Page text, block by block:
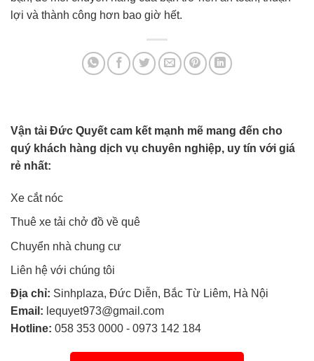
lợi và thành công hơn bao giờ hết.
Vận tải Đức Quyết cam kết mạnh mẽ mang đến cho
quý khách hàng dịch vụ chuyên nghiệp, uy tín với giá
rẻ nhất:
Xe cắt nóc
Thuê xe tải chở đồ về quê
Chuyển nhà chung cư
Liên hệ với chúng tôi
Địa chỉ: Sinhplaza, Đức Diễn, Bắc Từ Liêm, Hà Nội
Email: lequyet973@gmail.com
Hotline: 058 353 0000 - 0973 142 184